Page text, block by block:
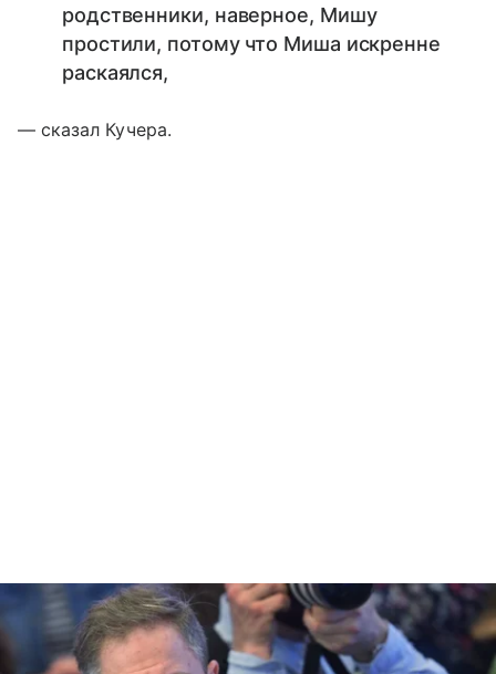
родственники, наверное, Мишу
простили, потому что Миша искренне
раскаялся,
— сказал Кучера.